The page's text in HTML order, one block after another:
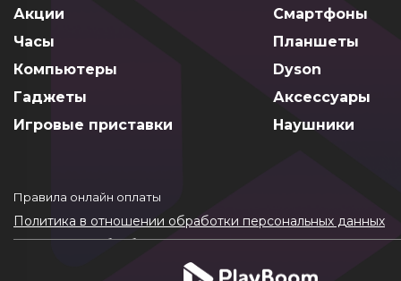
Акции
Смартфоны
Часы
Планшеты
Компьютеры
Dyson
Гаджеты
Аксессуары
Игровые приставки
Наушники
Правила онлайн оплаты
Политика в отношении обработки персональных данных
Согласие на обработку ПДн
Политика обработки файлов cookie